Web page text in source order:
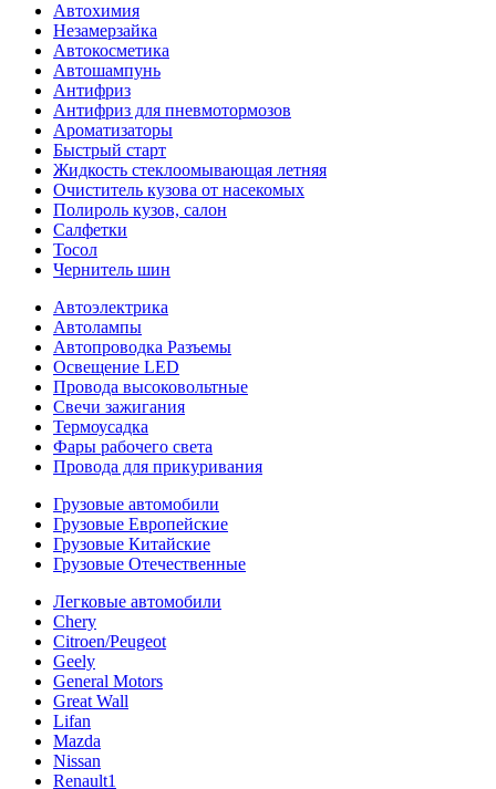
Автохимия
Незамерзайка
Автокосметика
Автошампунь
Антифриз
Антифриз для пневмотормозов
Ароматизаторы
Быстрый старт
Жидкость стеклоомывающая летняя
Очиститель кузова от насекомых
Полироль кузов, салон
Салфетки
Тосол
Чернитель шин
Автоэлектрика
Автолампы
Автопроводка Разъемы
Освещение LED
Провода высоковольтные
Свечи зажигания
Термоусадка
Фары рабочего света
Провода для прикуривания
Грузовые автомобили
Грузовые Европейские
Грузовые Китайские
Грузовые Отечественные
Легковые автомобили
Chery
Citroen/Peugeot
Geely
General Motors
Great Wall
Lifan
Mazda
Nissan
Renault1